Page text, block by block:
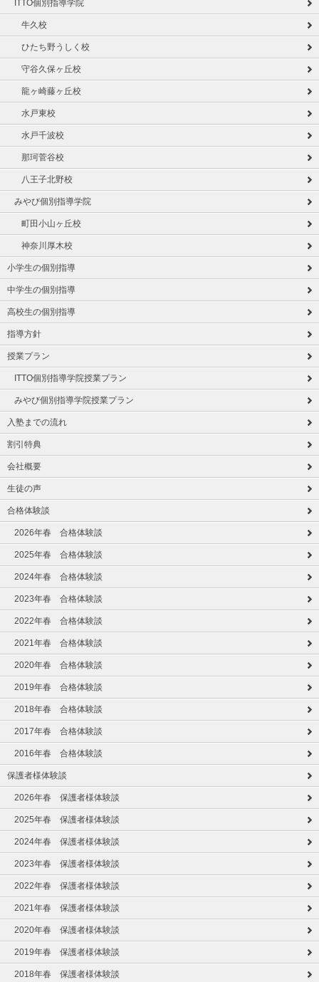
ITTO個別指導学院
牛久校
ひたち野うしく校
守谷久保ヶ丘校
龍ヶ崎藤ヶ丘校
水戸東校
水戸千波校
那珂菅谷校
八王子北野校
みやび個別指導学院
町田小山ヶ丘校
神奈川厚木校
小学生の個別指導
中学生の個別指導
高校生の個別指導
指導方針
授業プラン
ITTO個別指導学院授業プラン
みやび個別指導学院授業プラン
入塾までの流れ
割引特典
会社概要
生徒の声
合格体験談
2026年春 合格体験談
2025年春 合格体験談
2024年春 合格体験談
2023年春 合格体験談
2022年春 合格体験談
2021年春 合格体験談
2020年春 合格体験談
2019年春 合格体験談
2018年春 合格体験談
2017年春 合格体験談
2016年春 合格体験談
保護者様体験談
2026年春 保護者様体験談
2025年春 保護者様体験談
2024年春 保護者様体験談
2023年春 保護者様体験談
2022年春 保護者様体験談
2021年春 保護者様体験談
2020年春 保護者様体験談
2019年春 保護者様体験談
2018年春 保護者様体験談